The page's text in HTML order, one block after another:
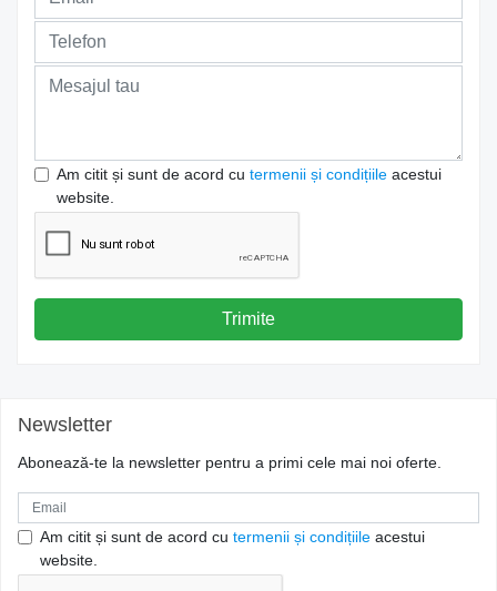
Am citit și sunt de acord cu termenii și condițiile acestui
website.
Trimite
Newsletter
Abonează-te la newsletter pentru a primi cele mai noi oferte.
Am citit și sunt de acord cu termenii și condițiile acestui
website.